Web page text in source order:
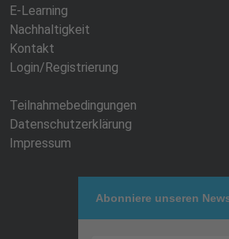
E-Learning
Nachhaltigkeit
Kontakt
Login/Registrierung
Teilnahmebedingungen
Datenschutzerklärung
Impressum
Abonniere unseren